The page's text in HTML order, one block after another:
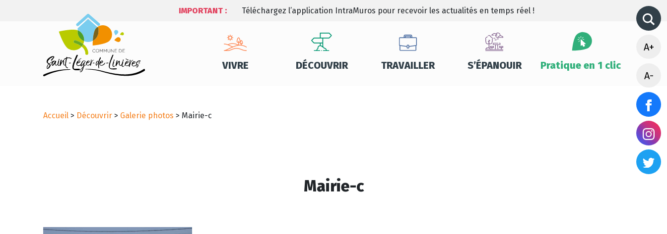
IMPORTANT : Téléchargez l’application IntraMuros pour recevoir les actualités en temps réel !
VIVRE DÉCOUVRIR TRAVAILLER S’ÉPANOUIR Pratique en 1 clic
A+
A-
Accueil > Découvrir > Galerie photos > Mairie-c
Mairie-c